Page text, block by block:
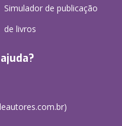
Simulador de publicação
de livros